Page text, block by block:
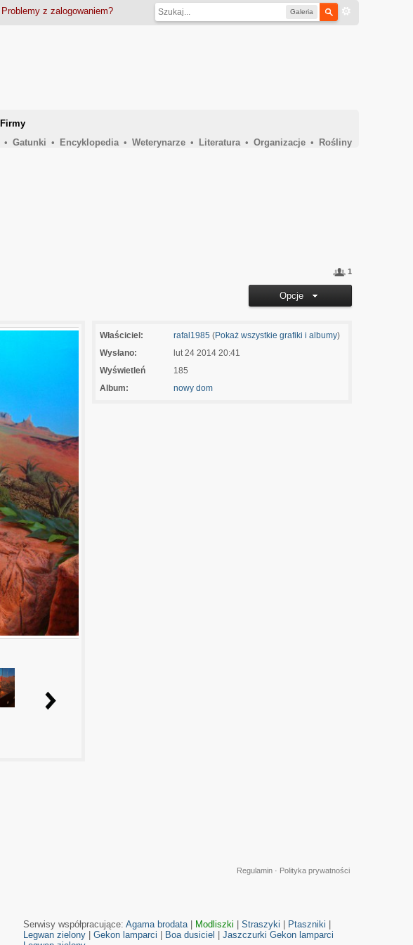
Galeria
Problemy z zalogowaniem?
Firmy
• Gatunki • Encyklopedia • Weterynarze • Literatura • Organizacje •
Rośliny
1
Opcje
Właściciel: rafal1985(Pokaż wszystkie grafiki i albumy)
Wysłano:
lut 24 2014 20:41
Wyświetleń
185
Album:
nowy dom
Polityka prywatności
Regulamin·
Serwisy współpracujące: Agama brodata| Modliszki Straszyki Ptaszniki
Legwan zielony| Gekon lamparci Boa dusiciel Jaszczurki Gekon lamparci